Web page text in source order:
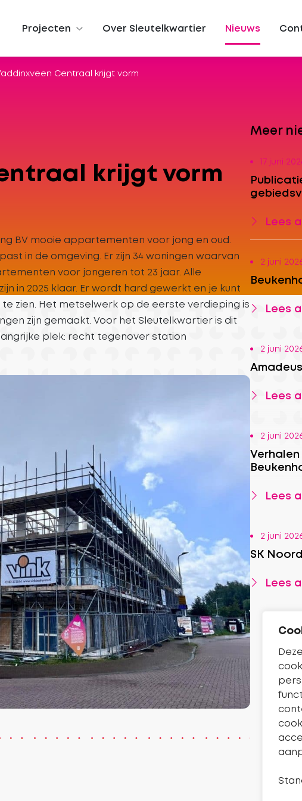
Projecten Over Sleutelkwartier Nieuws
Centraal krijgt vorm
krijgt vorm
BV mooie appartementen voor jong en oud.
in de omgeving. Er zijn 34 woningen waarvan
voor jongeren tot 23 jaar. Alle
in 2025 klaar. Er wordt hard gewerkt en je kunt
zien. Het metselwerk op de eerste verdieping is
zijn gemaakt. Voor het Sleutelkwartier is dit
plek: recht tegenover station
Meer
17 juni
Lees
2 juni
Lees
2 juni
Lees
2 juni
Lees
SK
2 juni
Lees